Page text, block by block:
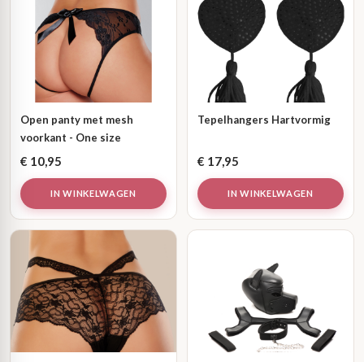
Open panty met mesh
voorkant - One size
€ 10,95
IN WINKELWAGEN
Tepelhangers Hartvormig
€ 17,95
IN WINKELWAGEN